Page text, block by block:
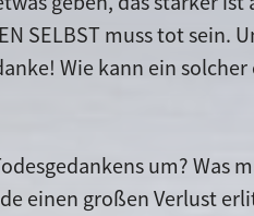
SELBST muss tot sein.
Wie kann ein
um? Was
einen großen Verlust